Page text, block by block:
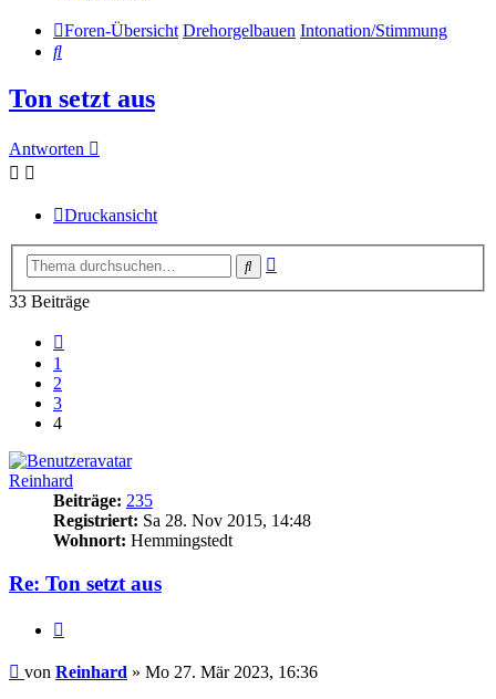
Foren-Übersicht Drehorgelbauen Intonation/Stimmung
Suche
Ton setzt aus
Antworten
Druckansicht
Suche
33 Beiträge
1
2
3
4
Reinhard
Beiträge: 235
Registriert: Sa 28. Nov 2015, 14:48
Wohnort: Hemmingstedt
Re: Ton setzt aus
Beitrag
von Reinhard » Mo 27. Mär 2023, 16:36